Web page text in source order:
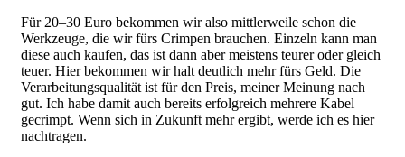
Für 20–30 Euro bekommen wir also mittlerweile schon die
Werkzeuge, die wir fürs Crimpen brauchen. Einzeln kann man
diese auch kaufen, das ist dann aber meistens teurer oder gleich
teuer. Hier bekommen wir halt deutlich mehr fürs Geld. Die
Verarbeitungsqualität ist für den Preis, meiner Meinung nach
gut. Ich habe damit auch bereits erfolgreich mehrere Kabel
gecrimpt. Wenn sich in Zukunft mehr ergibt, werde ich es hier
nachtragen.